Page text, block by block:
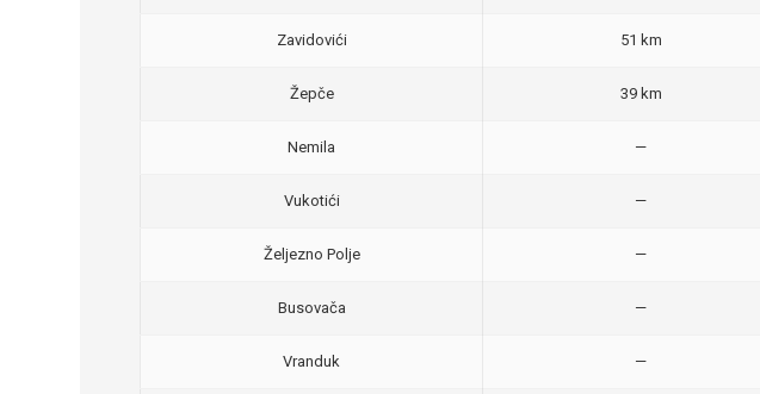
Zavidovići 51 km
Žepče 39 km
Nemila —
Vukotići —
Željezno Polje —
Busovača —
Vranduk —